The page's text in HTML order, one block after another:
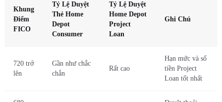
Khung
Điểm
FICO
Tỷ Lệ Duyệt
Thẻ Home
Depot
Consumer
Tỷ Lệ Duyệt
Home Depot
Project
Loan
Ghi Chú
720 trở
lên
Gần như chắc
chắn
Rất cao
Hạn mức và số
tiền Project
Loan tốt nhất